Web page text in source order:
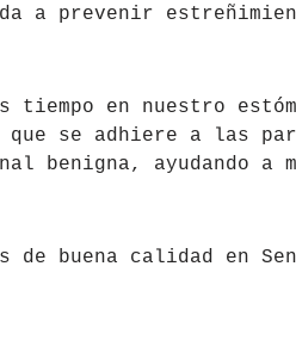
a prevenir
en nuestro
se adhiere a las
benigna, ayudando a
de buena calidad en